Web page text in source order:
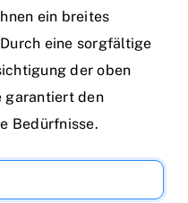
ein breites
eine sorgfältige
der oben
garantiert den
Bedürfnisse.